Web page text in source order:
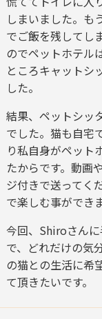
しまいました。も
でご飯を残してし
のでペットホテル
ところキャットシ
した。
結果、ペットシッ
でした。猫も自宅
り私自身がペット
たからです。動画
ジ付きで送ってく
で楽しむ事ができ
今回、Shiroさん
で、どれだけの気
の猫との生活に希
て頂きたいです。